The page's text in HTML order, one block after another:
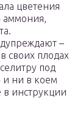
цветения
аммония,
–
своих плодах
под
и ни в коем
инструкции